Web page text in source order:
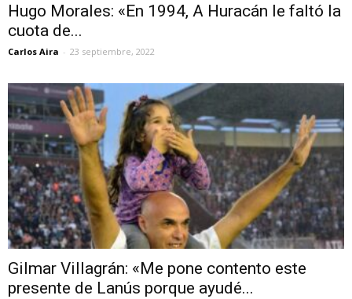
Hugo Morales: «En 1994, A Huracán le faltó la
cuota de...
Carlos Aira - 23 septiembre, 2022
Gilmar Villagrán: «Me pone contento este
presente de Lanús porque ayudé...